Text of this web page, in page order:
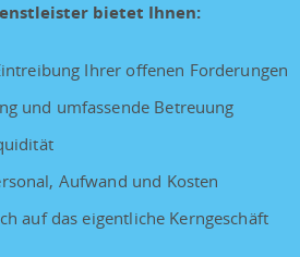
bietet Ihnen:
Ihrer offenen Forderungen
und umfassende Betreuung
Aufwand und Kosten
auf das eigentliche Kerngeschäft